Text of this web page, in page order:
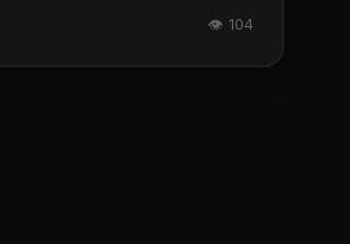
👁 104